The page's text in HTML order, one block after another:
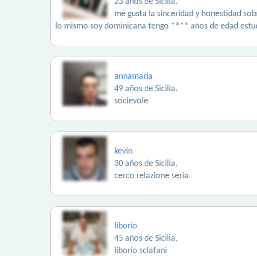
me gusta la sinceridad y honestidad
lo mismo soy dominicana tengo **** años de edad
annamaria
49 años de Sicilia.
socievole
kevin
30 años de Sicilia.
cerco relazione seria
liborio
45 años de Sicilia.
liborio sclafani